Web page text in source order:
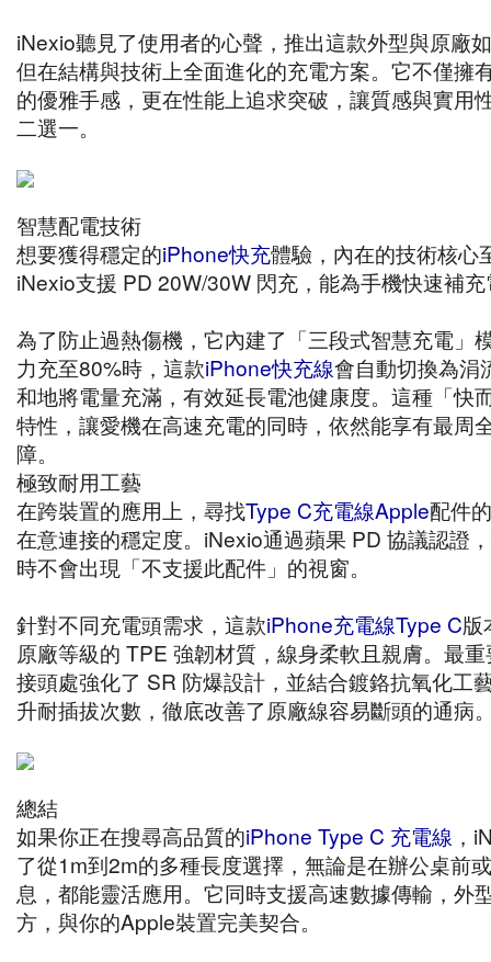
iNexio聽見了使用者的心聲，推出這款外型與原廠
但在結構與技術上全面進化的充電方案。它不僅擁
的優雅手感，更在性能上追求突破，讓質感與實用
二選一。
智慧配電技術
想要獲得穩定的iPhone快充體驗，內在的技術核心
iNexio支援 PD 20W/30W 閃充，能為手機快速補
為了防止過熱傷機，它內建了「三段式智慧充電」
力充至80%時，這款iPhone快充線會自動切換為涓
和地將電量充滿，有效延長電池健康度。這種「快
特性，讓愛機在高速充電的同時，依然能享有最周
障。
極致耐用工藝
在跨裝置的應用上，尋找Type C充電線Apple配件
在意連接的穩定度。iNexio通過蘋果 PD 協議認證
時不會出現「不支援此配件」的視窗。
針對不同充電頭需求，這款iPhone充電線Type C版
原廠等級的 TPE 強韌材質，線身柔軟且親膚。最
接頭處強化了 SR 防爆設計，並結合鍍鉻抗氧化工
升耐插拔次數，徹底改善了原廠線容易斷頭的通病
總結
如果你正在搜尋高品質的iPhone Type C 充電線 ，
了從1m到2m的多種長度選擇，無論是在辦公桌前
息，都能靈活應用。它同時支援高速數據傳輸，外
方，與你的Apple裝置完美契合。